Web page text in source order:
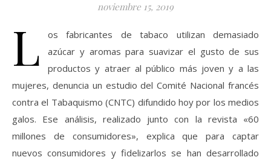
noviembre 15, 2019
L
os fabricantes de tabaco utilizan demasiado
azúcar y aromas para suavizar el gusto de sus
productos y atraer al público más joven y a las
mujeres, denuncia un estudio del Comité Nacional francés
contra el Tabaquismo (CNTC) difundido hoy por los medios
galos. Ese análisis, realizado junto con la revista «60
millones de consumidores», explica que para captar
nuevos consumidores y fidelizarlos se han desarrollado